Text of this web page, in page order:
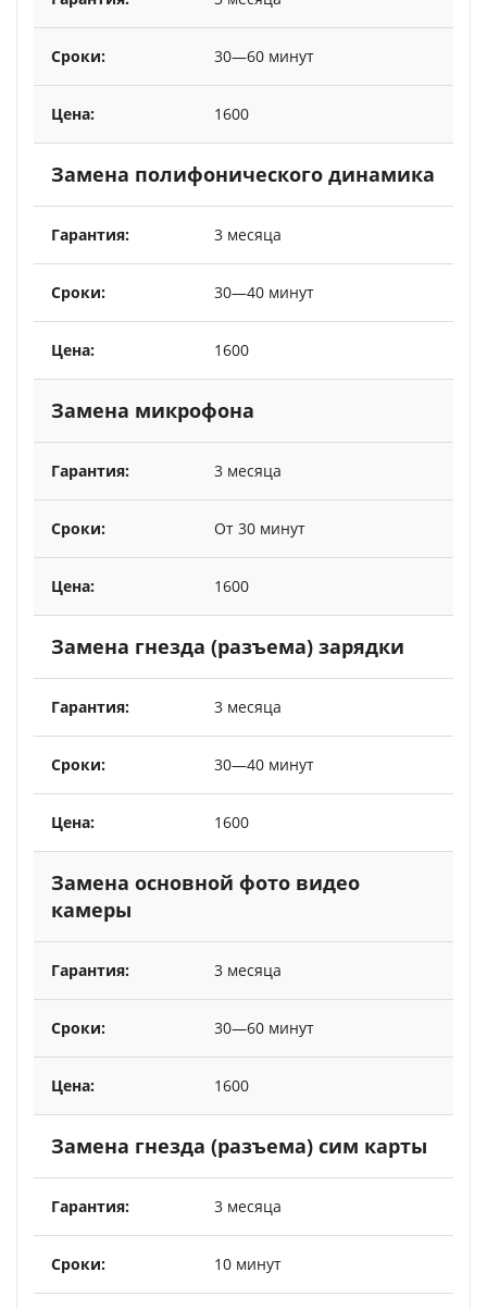
30—60 минут
1600
Замена полифонического динамика
3 месяца
30—40 минут
1600
Замена микрофона
3 месяца
От 30 минут
1600
Замена гнезда (разъема) зарядки
3 месяца
30—40 минут
1600
Замена основной фото видео
камеры
3 месяца
30—60 минут
1600
Замена гнезда (разъема) сим карты
3 месяца
10 минут